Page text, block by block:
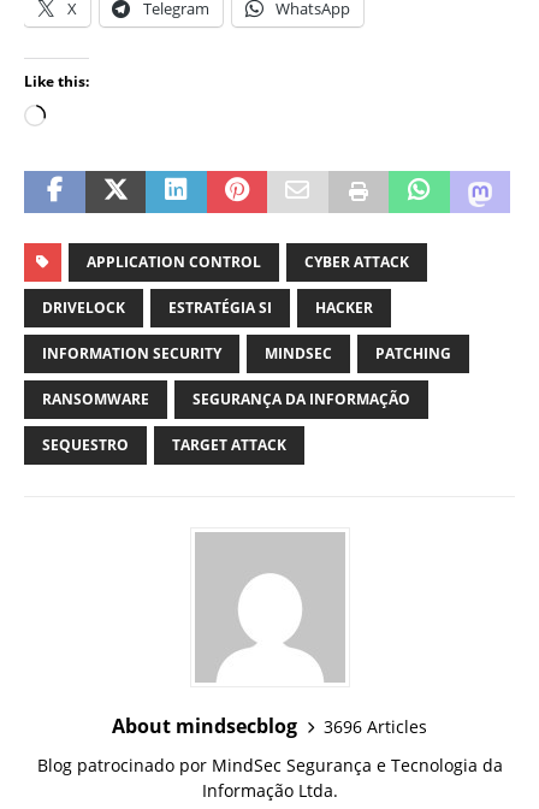
X Telegram WhatsApp
Like this:
APPLICATION CONTROL CYBER ATTACK
DRIVELOCK ESTRATÉGIA SI HACKER
INFORMATION SECURITY MINDSEC PATCHING
RANSOMWARE SEGURANÇA DA INFORMAÇÃO
SEQUESTRO TARGET ATTACK
About mindsecblog
3696 Articles
Blog patrocinado por MindSec Segurança e Tecnologia da
Informação Ltda.